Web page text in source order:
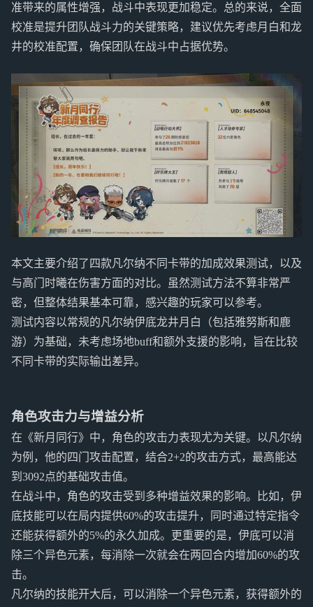
准带来的属性增强，战斗中表现更加稳定。总的来说，全面
校准是提升团队战斗力的关键策略，建议优先考虑月白和龙
井的校准配置，确保团队在战斗中占据优势。
本文主要介绍了四款凡尔纳不同卡带的加成效果测试，以及
与高门时曦在伤害方面的对比。虽然测试方法不算非常严
密，但整体结果基本可靠，感兴趣的玩家可以参考。
测试内容以常规的凡尔纳伊底龙井月白（包括雅努斯和鹿
游）为基础，未考虑场地buff和额外支援的影响，旨在比较
不同卡带的实际输出差异。
角色攻击力与增益分析
在《新月同行》中，角色的攻击力表现尤为关键。以凡尔纳
为例，他的四门攻击配置，结合2+2的攻击方式，最高能达
到3092点的基础攻击值。
在战斗中，角色的攻击受到多种增益效果的影响。比如，伊
底技能可以在局内提供60%的攻击提升，同时通过特定指令
还能获得额外的5%的永久加成。更重要的是，伊底可以消
除三个异色元素，每消除一次就会在两回合内增加60%的攻
击。
凡尔纳的技能开大后，可以消除一个异色元素，获得额外的